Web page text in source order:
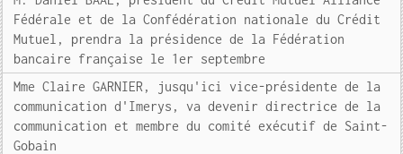
Fédérale et de la Confédération nationale du Crédit
Mutuel, prendra la présidence de la Fédération
bancaire française le 1er septembre
Mme Claire GARNIER, jusqu'ici vice-présidente de la
communication d'Imerys, va devenir directrice de la
communication et membre du comité exécutif de Saint-
Gobain